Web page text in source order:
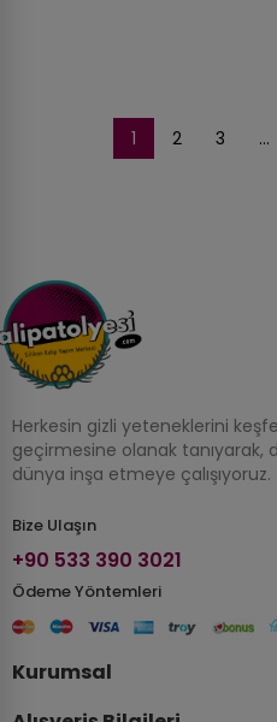
1 2 3 …
Herkesin gizli yeteneklerini
geçirmesine olanak tanıyarak,
dünya inşa etmeye çalışıyoruz.
Bize Ulaşın
+90 533 390 3021
Ödeme Yöntemleri
Kurumsal